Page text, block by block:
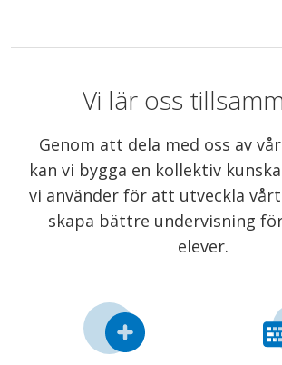
Vi lär oss
Genom att dela med oss av
kan vi bygga en kollektiv
vi använder för att utveckla
skapa bättre undervisning
elever.